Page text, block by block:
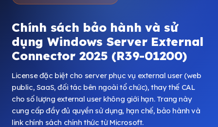
Chính sách bảo hành và sử
dụng Windows Server External
Connector 2025 (R39-01200)
License đặc biệt cho server phục vụ external user (web
public, SaaS, đối tác bên ngoài tổ chức), thay thế CAL
cho số lượng external user không giới hạn. Trang này
cung cấp đầy đủ quyền sử dụng, hạn chế, bảo hành và
link chính sách chính thức từ Microsoft.